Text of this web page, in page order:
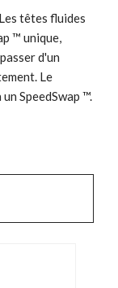
têtes fluides
™ unique,
d'un
Le
SpeedSwap ™.